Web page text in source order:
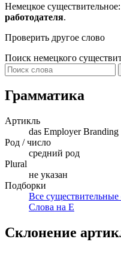
Немецкое существительное:
работодателя.
Проверить другое слово
Поиск немецкого
Грамматика
Артикль
das Employer Branding
Род / число
средний род
Plural
не указан
Подборки
Все существительные
Слова на E
Склонение